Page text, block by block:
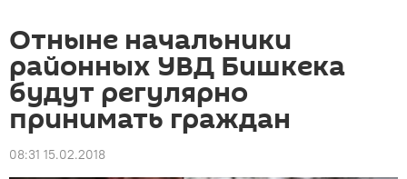
Отныне начальники
районных УВД Бишкека
будут регулярно
принимать граждан
08:31 15.02.2018